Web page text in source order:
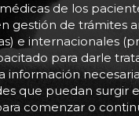
de los
gestión de trámites
e internacionales
para darle
información
que puedan surgir
comenzar o